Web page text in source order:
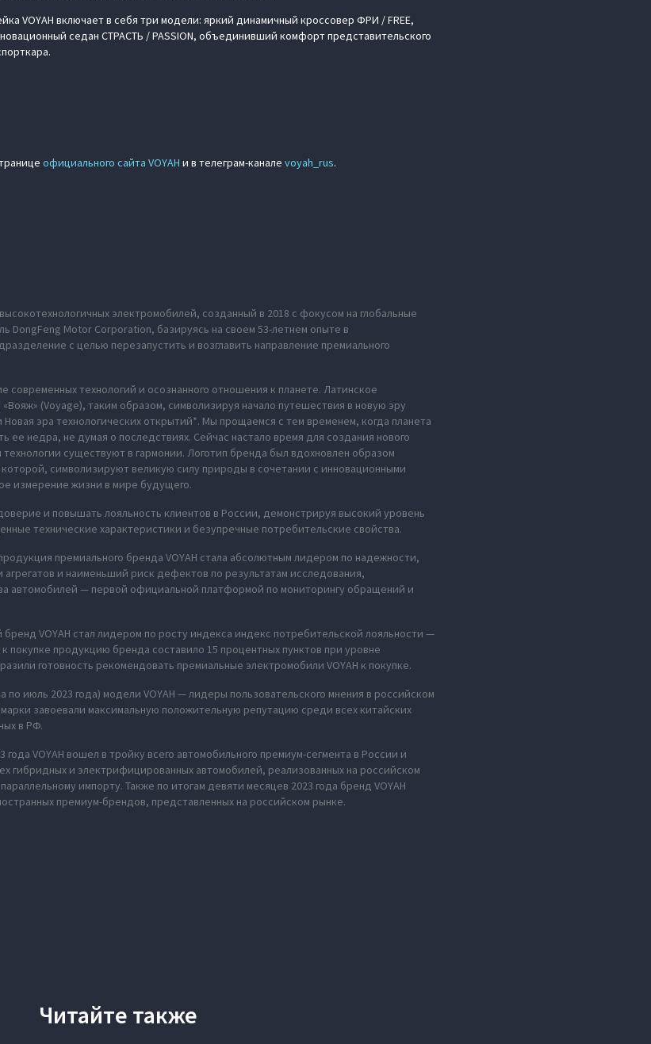
VOYAH включает в себя три модели: яркий динамичный кроссовер ФРИ / FREE,
седан СТРАСТЬ / PASSION, объединивший комфорт представительского
официального сайта VOYAH и в телеграм-канале voyah_rus.
электромобилей, созданный в 2018 с фокусом на глобальные
DongFeng Motor Corporation, базируясь на своем 53-летнем опыте в
с целью перезапустить и возглавить направление премиального
современных технологий и осознанного отношения к планете. Латинское
(Voyage), таким образом, символизируя начало путешествия в новую эру
эра технологических открытий*. Мы прощаемся с тем временем, когда планета
ее недра, не думая о последствиях. Сейчас настало время для создания нового
существуют в гармонии. Логотип бренда был вдохновлен образом
символизируют великую силу природы в сочетании с инновационными
измерение жизни в мире будущего.
и повышать лояльность клиентов в России, демонстрируя высокий уровень
технические характеристики и безупречные потребительские свойства.
премиального бренда VOYAH стала абсолютным лидером по надежности,
и наименьший риск дефектов по результатам исследования,
автомобилей — первой официальной платформой по мониторингу обращений и
VOYAH стал лидером по росту индекса индекс потребительской лояльности —
покупке продукцию бренда составило 15 процентных пунктов при уровне
готовность рекомендовать премиальные электромобили VOYAH к покупке.
по июль 2023 года) модели VOYAH — лидеры пользовательского мнения в российском
завоевали максимальную положительную репутацию среди всех китайских
в РФ.
VOYAH вошел в тройку всего автомобильного премиум-сегмента в России и
гибридных и электрифицированных автомобилей, реализованных на российском
импорту. Также по итогам девяти месяцев 2023 года бренд VOYAH
премиум-брендов, представленных на российском рынке.
Читайте также